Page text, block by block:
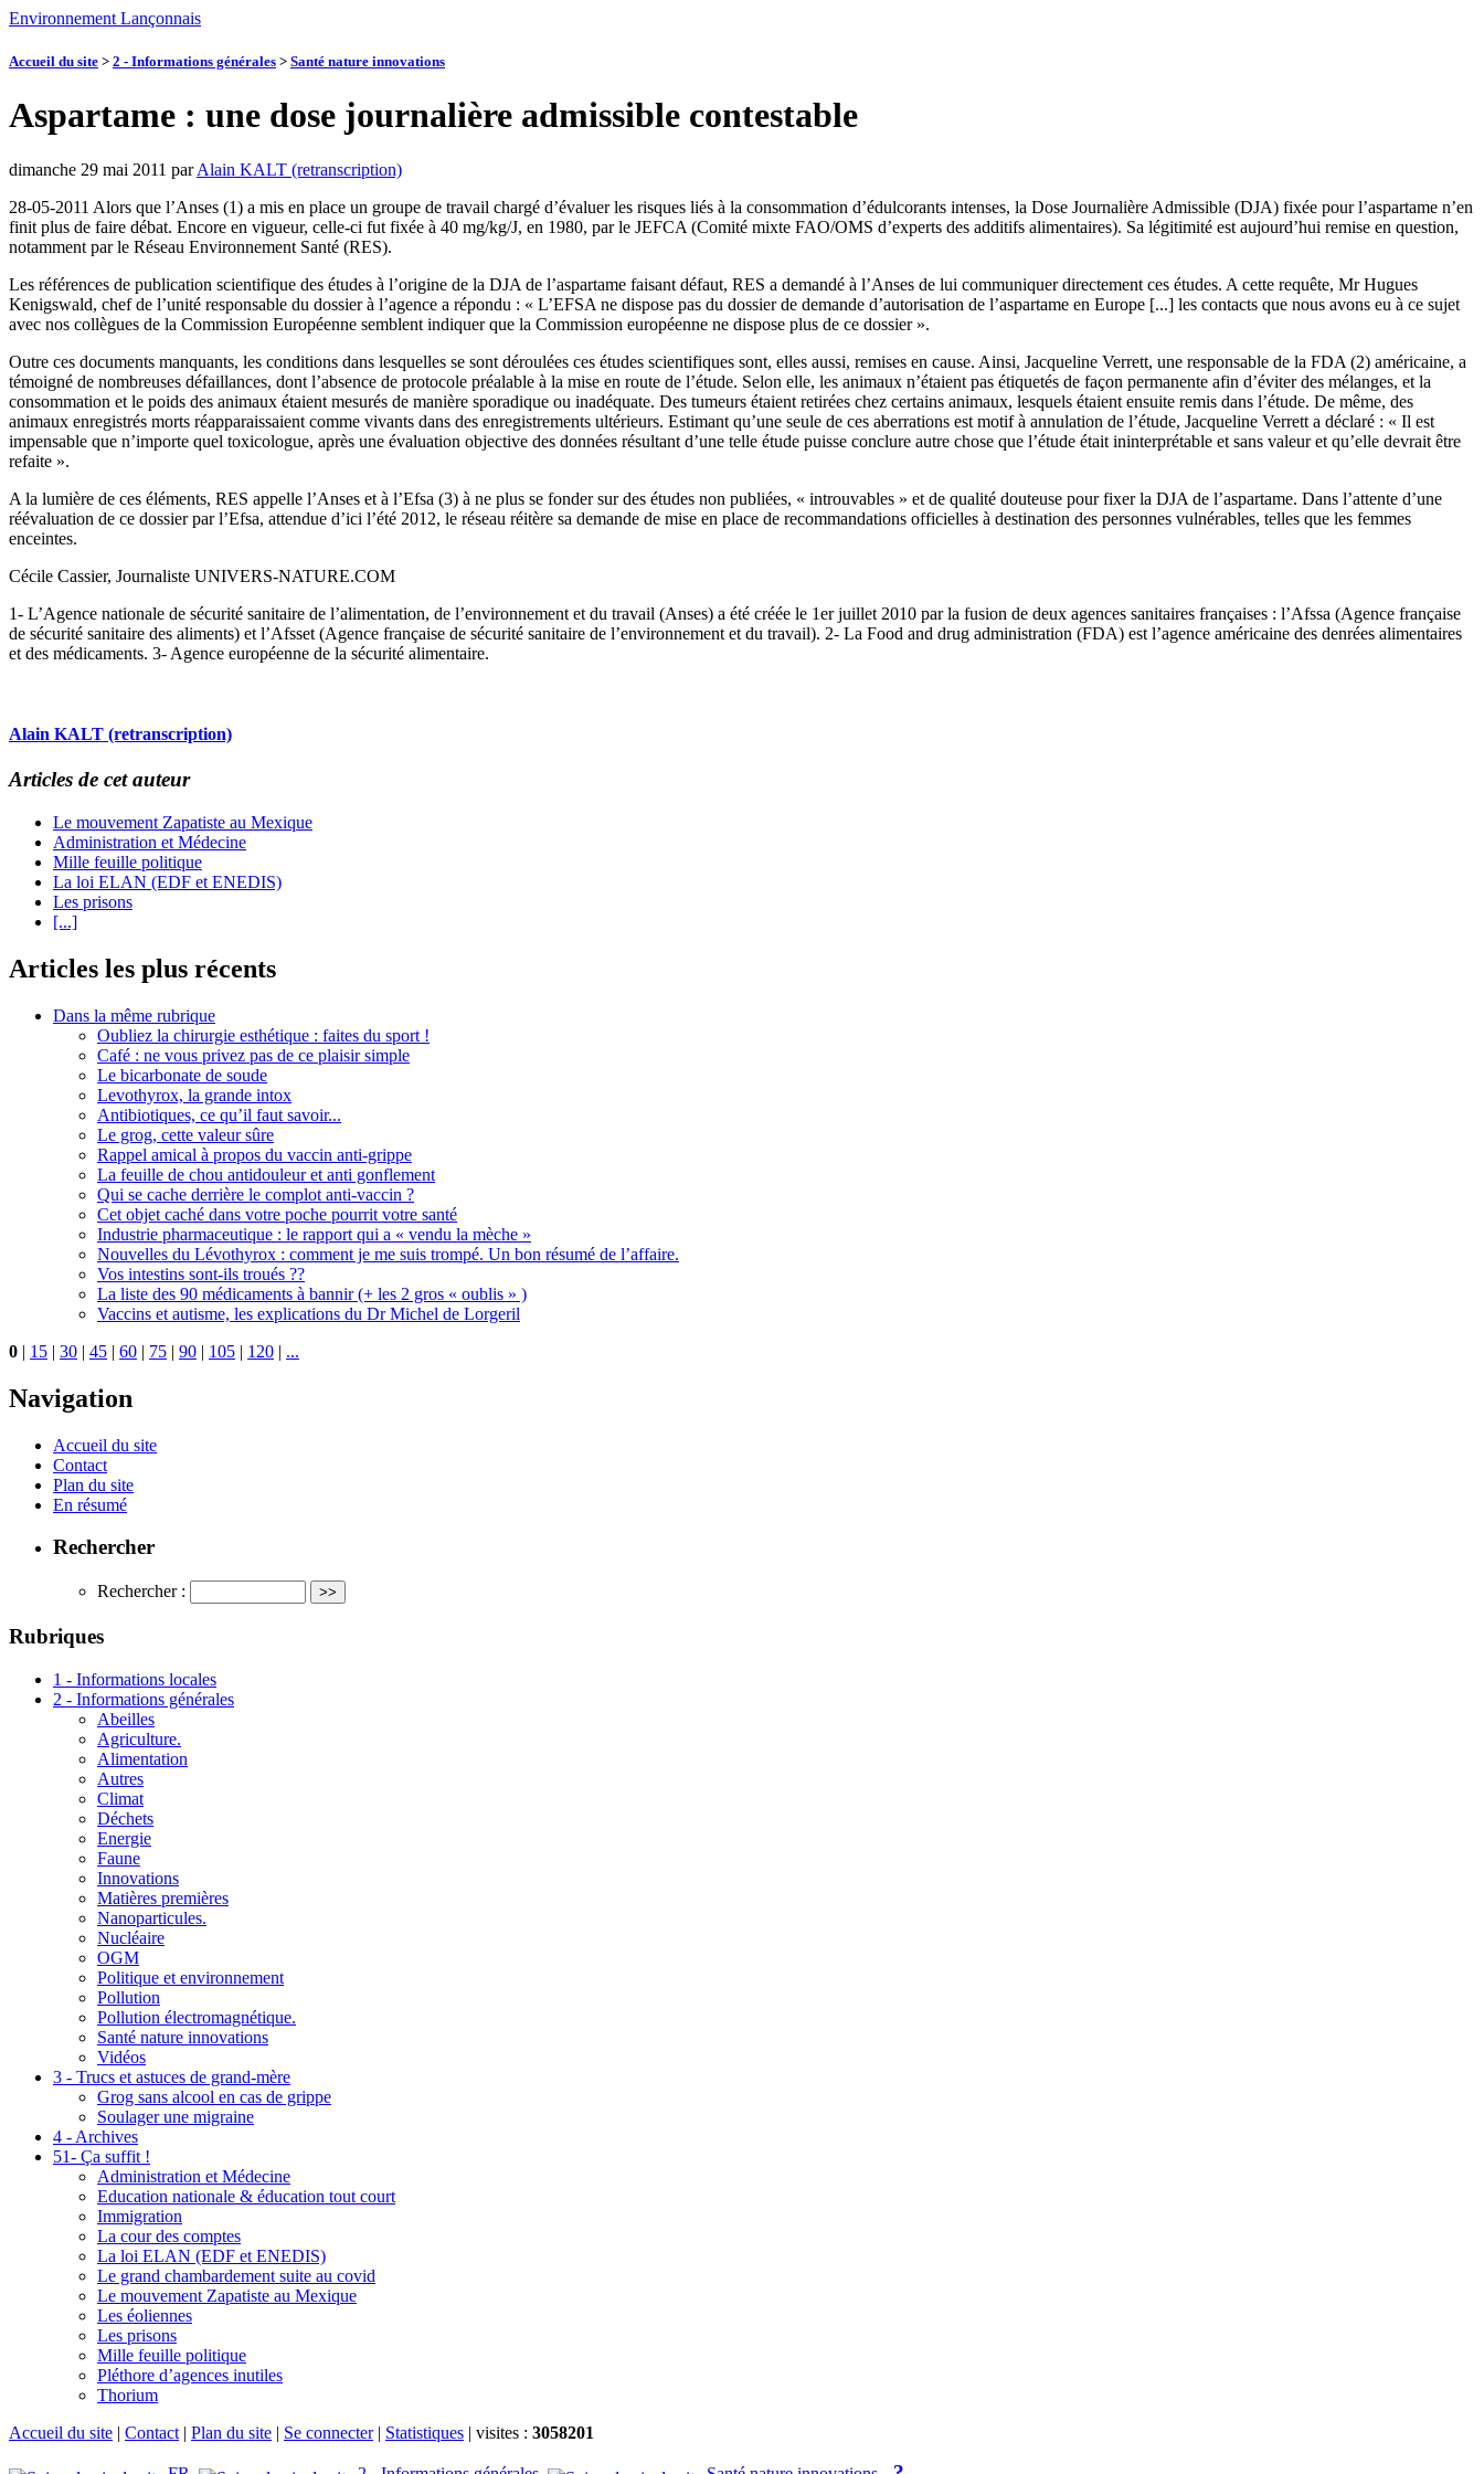
Environnement Lançonnais
Accueil du site > 2 - Informations générales > Santé nature innovations
Aspartame : une dose journalière admissible contestable
dimanche 29 mai 2011 parAlain KALT (retranscription)
28-05-2011 Alors que l’Anses (1) a mis en place un groupe de travail chargé d’évaluer les risques liés à la consommation d’édulcorants intenses, la Dose Journalière Admissible (DJA) fixée pour l’aspartame n’en
finit plus de faire débat. Encore en vigueur, celle-ci fut fixée à 40 mg/kg/J, en 1980, par le JEFCA (Comité mixte FAO/OMS d’experts des additifs alimentaires). Sa légitimité est aujourd’hui remise en question,
notamment par le Réseau Environnement Santé (RES).
Les références de publication scientifique des études à l’origine de la DJA de l’aspartame faisant défaut, RES a demandé à l’Anses de lui communiquer directement ces études. A cette requête, Mr Hugues
Kenigswald, chef de l’unité responsable du dossier à l’agence a répondu : « L’EFSA ne dispose pas du dossier de demande d’autorisation de l’aspartame en Europe [...] les contacts que nous avons eu à ce sujet
avec nos collègues de la Commission Européenne semblent indiquer que la Commission européenne ne dispose plus de ce dossier ».
Outre ces documents manquants, les conditions dans lesquelles se sont déroulées ces études scientifiques sont, elles aussi, remises en cause. Ainsi, Jacqueline Verrett, une responsable de la FDA (2) américaine, a
témoigné de nombreuses défaillances, dont l’absence de protocole préalable à la mise en route de l’étude. Selon elle, les animaux n’étaient pas étiquetés de façon permanente afin d’éviter des mélanges, et la
consommation et le poids des animaux étaient mesurés de manière sporadique ou inadéquate. Des tumeurs étaient retirées chez certains animaux, lesquels étaient ensuite remis dans l’étude. De même, des
animaux enregistrés morts réapparaissaient comme vivants dans des enregistrements ultérieurs. Estimant qu’une seule de ces aberrations est motif à annulation de l’étude, Jacqueline Verrett a déclaré : « Il est
impensable que n’importe quel toxicologue, après une évaluation objective des données résultant d’une telle étude puisse conclure autre chose que l’étude était ininterprétable et sans valeur et qu’elle devrait être
refaite ».
A la lumière de ces éléments, RES appelle l’Anses et à l’Efsa (3) à ne plus se fonder sur des études non publiées, « introuvables » et de qualité douteuse pour fixer la DJA de l’aspartame. Dans l’attente d’une
réévaluation de ce dossier par l’Efsa, attendue d’ici l’été 2012, le réseau réitère sa demande de mise en place de recommandations officielles à destination des personnes vulnérables, telles que les femmes
enceintes.
Cécile Cassier, Journaliste UNIVERS-NATURE.COM
1- L’Agence nationale de sécurité sanitaire de l’alimentation, de l’environnement et du travail (Anses) a été créée le 1er juillet 2010 par la fusion de deux agences sanitaires françaises : l’Afssa (Agence française
de sécurité sanitaire des aliments) et l’Afsset (Agence française de sécurité sanitaire de l’environnement et du travail). 2- La Food and drug administration (FDA) est l’agence américaine des denrées alimentaires
et des médicaments. 3- Agence européenne de la sécurité alimentaire.
Alain KALT (retranscription)
Articles de cet auteur
Le mouvement Zapatiste au Mexique
Administration et Médecine
Mille feuille politique
La loi ELAN (EDF et ENEDIS)
Les prisons
[...]
Articles les plus récents
Dans la même rubrique
Oubliez la chirurgie esthétique : faites du sport !
Café : ne vous privez pas de ce plaisir simple
Le bicarbonate de soude
Levothyrox, la grande intox
Antibiotiques, ce qu’il faut savoir...
Le grog, cette valeur sûre
Rappel amical à propos du vaccin anti-grippe
La feuille de chou antidouleur et anti gonflement
Qui se cache derrière le complot anti-vaccin ?
Cet objet caché dans votre poche pourrit votre santé
Industrie pharmaceutique : le rapport qui a « vendu la mèche »
Nouvelles du Lévothyrox : comment je me suis trompé. Un bon résumé de l’affaire.
Vos intestins sont-ils troués ??
La liste des 90 médicaments à bannir (+ les 2 gros « oublis » )
Vaccins et autisme, les explications du Dr Michel de Lorgeril
0 | 15 | 30 | 45 | 60 | 75 | 90 | 105 | 120 | ...
Navigation
Accueil du site
Contact
Plan du site
En résumé
Rechercher
Rechercher :
Rubriques
1 - Informations locales
2 - Informations générales
Abeilles
Agriculture.
Alimentation
Autres
Climat
Déchets
Energie
Faune
Innovations
Matières premières
Nanoparticules.
Nucléaire
OGM
Politique et environnement
Pollution
Pollution électromagnétique.
Santé nature innovations
Vidéos
3 - Trucs et astuces de grand-mère
Grog sans alcool en cas de grippe
Soulager une migraine
4 - Archives
51- Ça suffit !
Administration et Médecine
Education nationale & éducation tout court
Immigration
La cour des comptes
La loi ELAN (EDF et ENEDIS)
Le grand chambardement suite au covid
Le mouvement Zapatiste au Mexique
Les éoliennes
Les prisons
Mille feuille politique
Pléthore d’agences inutiles
Thorium
Accueil du site | Contact | Plan du site | Se connecter| Statistiques | visites : 3058201